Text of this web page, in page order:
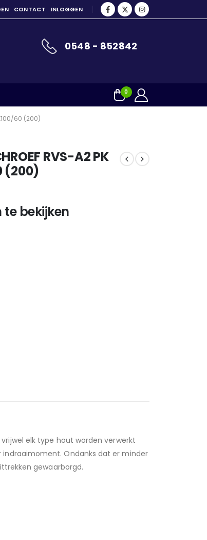
CONTACT INLOGGEN
0548 - 852842
0
60 (200)
RVS-A2 PK
(200)
te bekijken
elk type hout worden verwerkt
indraaimoment. Ondanks dat er minder
gewaarborgd.